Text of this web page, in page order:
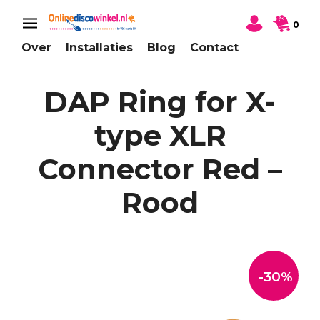
Over Installaties Blog Contact
0
DAP Ring for X-
type XLR
Connector Red –
Rood
-30%